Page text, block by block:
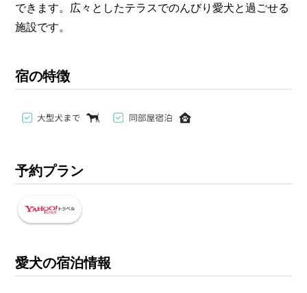
できます。広々としたテラスでのんびり愛犬と過ごせる
施設です。
宿の特徴
予約プラン
愛犬の宿泊情報